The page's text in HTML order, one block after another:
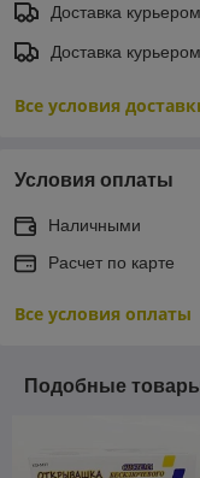
Доставка курьером
Доставка
Все условия
Условия оплаты
Наличными
Расчет по карте
Все условия оплаты
Подобные